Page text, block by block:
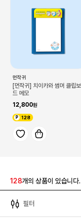
먼작귀
[먼작귀] 치이카와 썸머 클립보
드 메모
12,800
128
128개의 상품이 있습니다.
필터